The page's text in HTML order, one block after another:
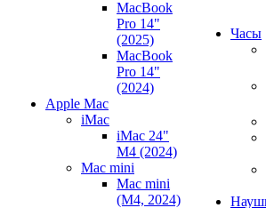
MacBook
Pro 14"
(2025)
MacBook
Pro 14"
(2024)
Apple Mac
iMac
iMac 24"
M4 (2024)
Mac mini
Mac mini
(M4, 2024)
Часы